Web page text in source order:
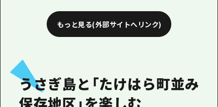
もっと見る(外部サイトへリンク)
うさぎ島と「たけはら町並み
保存地区」を楽しむ